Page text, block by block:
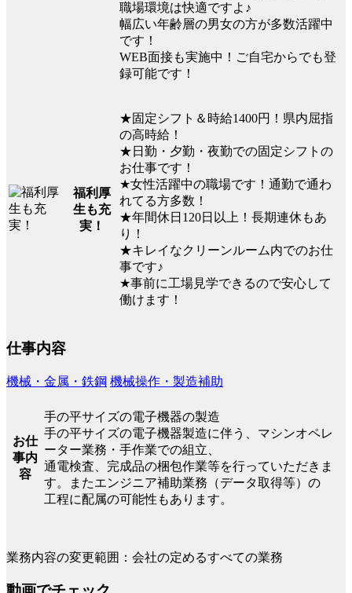
職場環境は快適ですよ♪
幅広い年齢層の男女の方が多数活躍中
です！
WEB面接も実施中！ご自宅からでも登
録可能です！
福利厚
生も充
実！
★固定シフト＆時給1400円！県内屈指
の高時給！
★日勤・夕勤・夜勤での固定シフトの
お仕事です！
★女性活躍中の職場です！通勤で通わ
れてる方多数！
★年間休日120日以上！長期連休もあ
り！
★キレイなクリーンルーム内でのお仕
事です♪
★事前に工場見学できるので安心して
働けます！
仕事内容
機械・金属・鉄鋼 機械操作・製造補助
お仕
事内
容
手の平サイズの電子機器の製造
手の平サイズの電子機器製造に伴う、マシンオペレ
ーター業務・手作業での組立、
通電検査、完成品の梱包作業等を行っていただきま
す。またエンジニア補助業務（データ取得等）の
工程に配属の可能性もあります。
業務内容の変更範囲：会社の定めるすべての業務